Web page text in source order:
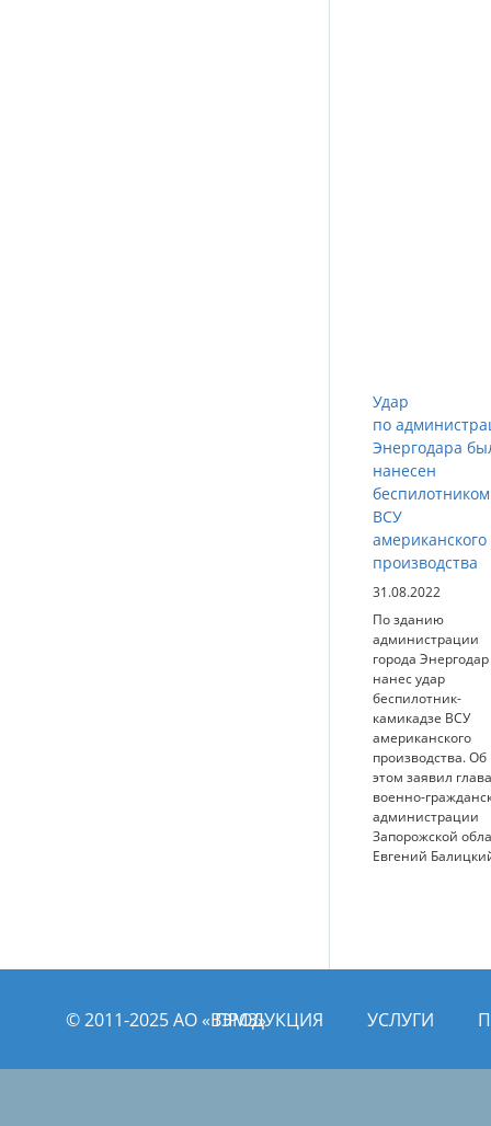
Удар
по
Энергодара
нанесен
беспилотником
ВСУ
американского
производства
31.08.2022
По зданию
администрации
города Энергодар
нанес удар
беспилотник-
камикадзе ВСУ
американского
производства. Об
этом заявил глава
военно-
администрации
Запорожской
Евгений
© 2011­­-2025 АО «ВЭМЗ»ПРОДУКЦИЯ УСЛУГИ